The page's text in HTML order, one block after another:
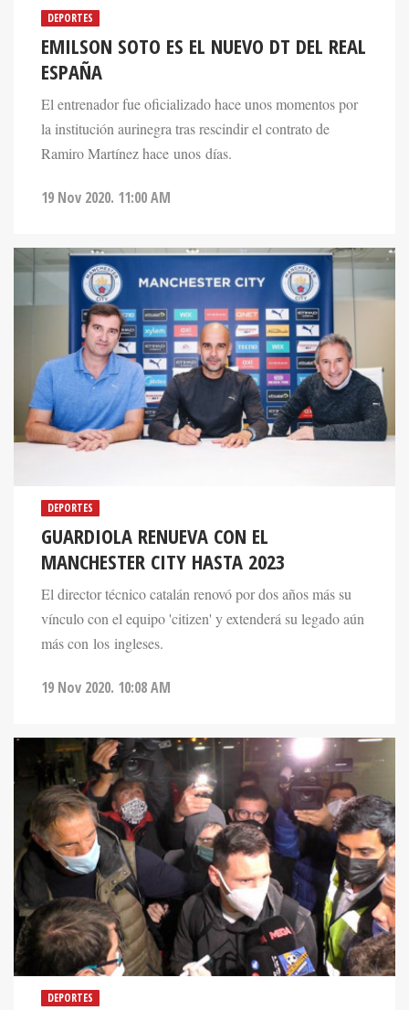
DEPORTES
EMILSON SOTO ES EL NUEVO DT DEL REAL
ESPAÑA
El entrenador fue oficializado hace unos momentos por
la institución aurinegra tras rescindir el contrato de
Ramiro Martínez hace unos días.
19 Nov 2020. 11:00 AM
DEPORTES
GUARDIOLA RENUEVA CON EL
MANCHESTER CITY HASTA 2023
El director técnico catalán renovó por dos años más su
vínculo con el equipo 'citizen' y extenderá su legado aún
más con los ingleses.
19 Nov 2020. 10:08 AM
DEPORTES